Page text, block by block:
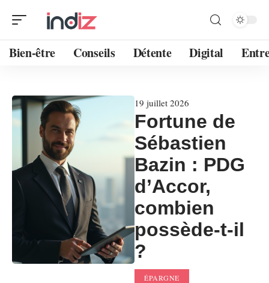
Bien-être Conseils Détente Digital
19 juillet 2026
Fortune de
Sébastien
Bazin : PDG
d’Accor,
combien
possède-t-il
?
ÉPARGNE